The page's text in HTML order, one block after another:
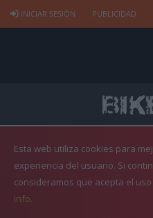
INICIAR SESIÓN PUBLICIDAD